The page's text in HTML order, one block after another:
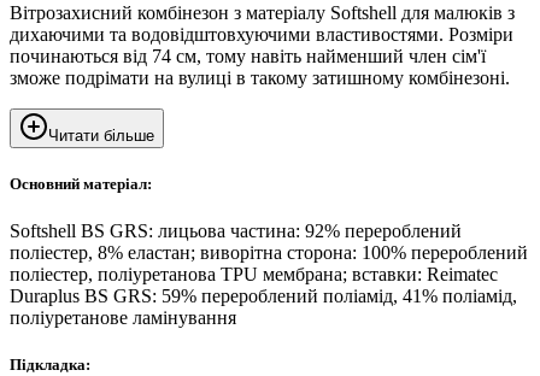
Вітрозахисний комбінезон з матеріалу Softshell для малюків з
дихаючими та водовідштовхуючими властивостями. Розміри
починаються від 74 см, тому навіть найменший член сім'ї
зможе подрімати на вулиці в такому затишному комбінезоні.
Читати більше
Основний матеріал:
Softshell BS GRS: лицьова частина: 92% перероблений
поліестер, 8% еластан; виворітна сторона: 100% перероблений
поліестер, поліуретанова TPU мембрана; вставки: Reimatec
Duraplus BS GRS: 59% перероблений поліамід, 41% поліамід,
поліуретанове ламінування
Підкладка: